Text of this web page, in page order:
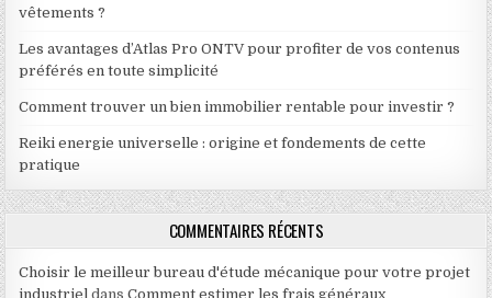
vêtements ?
Les avantages d’Atlas Pro ONTV pour profiter de vos contenus
préférés en toute simplicité
Comment trouver un bien immobilier rentable pour investir ?
Reiki energie universelle : origine et fondements de cette
pratique
COMMENTAIRES RÉCENTS
Choisir le meilleur bureau d'étude mécanique pour votre projet
industriel dansComment estimer les frais généraux